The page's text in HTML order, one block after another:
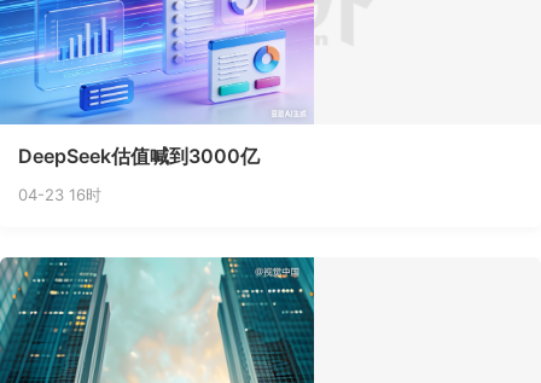
DeepSeek估值喊到3000亿
04-23 16时